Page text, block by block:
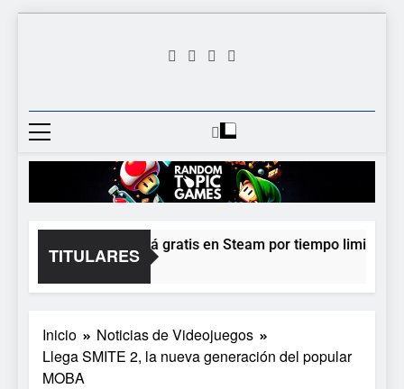
Random
Games
Videojuego Favorito
TITULARES
Moonlighter está gratis en Steam por tiempo limitado y
1 Día Atrás
Inicio
Noticias de Videojuegos
Llega SMITE 2, la nueva generación del popular
MOBA